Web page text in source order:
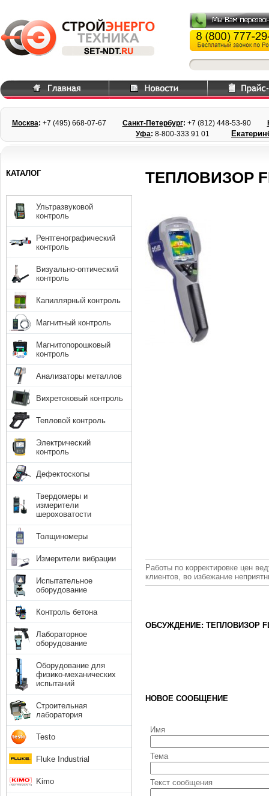
Москва: +7 (495) 668-07-67 Санкт-Петербург: +7 (812) 448-53-90
Уфа: 8-800-333 91 01
ТЕПЛОВИЗОР
Работы по корректировке цен
клиентов, во избежание
ОБСУЖДЕНИЕ: ТЕПЛОВИЗОР
НОВОЕ СООБЩЕНИЕ
Имя
Тема
Текст сообщения
КАТАЛОГ
Ультразвуковой
контроль
Рентгенографический
контроль
Визуально-оптический
контроль
Капиллярный контроль
Магнитный контроль
Магнитопорошковый
контроль
Анализаторы металлов
Вихретоковый контроль
Тепловой контроль
Электрический
контроль
Дефектоскопы
Твердомеры и
измерители
шероховатости
Толщиномеры
Измерители вибрации
Испытательное
оборудование
Контроль бетона
Лабораторное
оборудование
Оборудование для
физико-механических
испытаний
Строительная
лаборатория
Testo
Fluke Industrial
Kimo